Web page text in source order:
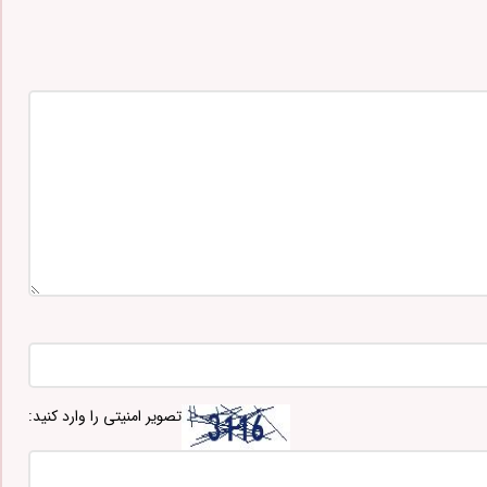
تصویر امنیتی را وارد کنید: